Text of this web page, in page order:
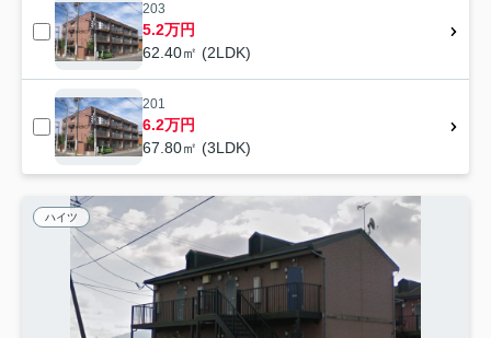
203
5.2万円
62.40㎡ (2LDK)
201
6.2万円
67.80㎡ (3LDK)
ハイツ